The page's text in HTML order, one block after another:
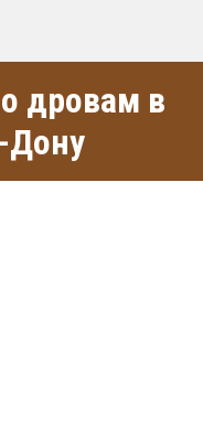
дровам в
Дону